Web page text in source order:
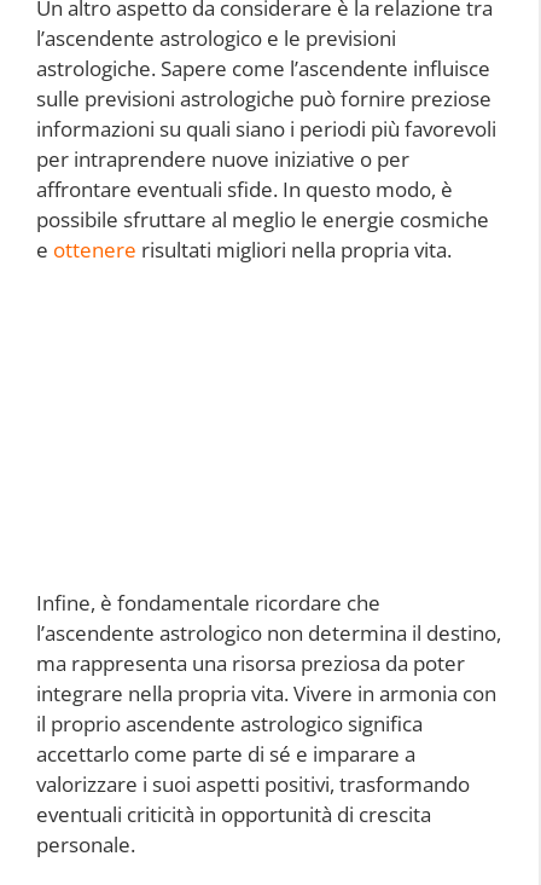
Un altro aspetto da considerare è la relazione tra
l’ascendente astrologico e le previsioni
astrologiche. Sapere come l’ascendente influisce
sulle previsioni astrologiche può fornire preziose
informazioni su quali siano i periodi più favorevoli
per intraprendere nuove iniziative o per
affrontare eventuali sfide. In questo modo, è
possibile sfruttare al meglio le energie cosmiche
e ottenere risultati migliori nella propria vita.
Infine, è fondamentale ricordare che
l’ascendente astrologico non determina il destino,
ma rappresenta una risorsa preziosa da poter
integrare nella propria vita. Vivere in armonia con
il proprio ascendente astrologico significa
accettarlo come parte di sé e imparare a
valorizzare i suoi aspetti positivi, trasformando
eventuali criticità in opportunità di crescita
personale.